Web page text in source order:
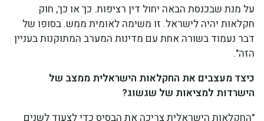
על מנת שבכנסת הבאה יחול דין רציפות. כך או כך, חוק
חקלאות יהיה לישראל. זו משימה לאומית ממש. בסופו של
דבר נעמוד בשורה אחת עם מדינות המערב המתוקנות בעניין
הזה".
כיצד מעצבים את החקלאות הישראלית ממצב של
הישרדות למציאות של שגשוג?
"החקלאות הישראלית צריכה את הבסיס כדי לצעוד לשנים